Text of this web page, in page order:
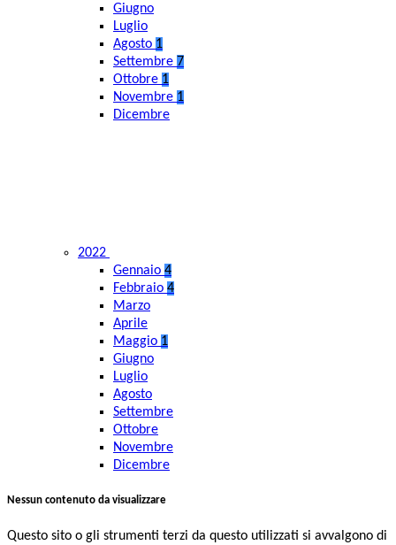
Giugno
Luglio
Agosto 1
Settembre 7
Ottobre 1
Novembre 1
Dicembre
2022
Gennaio 4
Febbraio 4
Marzo
Aprile
Maggio 1
Giugno
Luglio
Agosto
Settembre
Ottobre
Novembre
Dicembre
Nessun contenuto da visualizzare
Questo sito o gli strumenti terzi da questo utilizzati si avvalgono di